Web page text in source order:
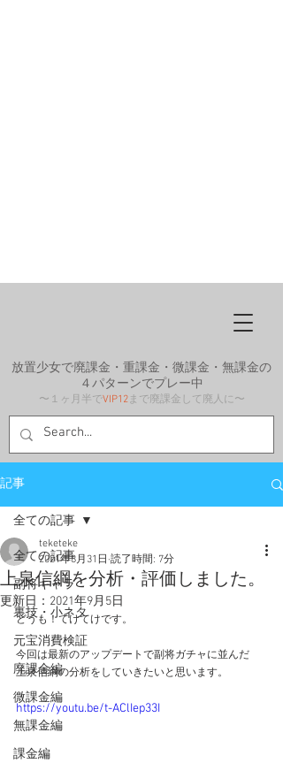
放置少女で廃課金・重課金・微課金・無課金の
４パターンでプレー中
〜１ヶ月半でVIP12まで廃課金して廃人に〜
記事
全ての記事
副将キャラ
裏技・小ネタ
元宝消費検証
廃課金編
微課金編
無課金編
課金編
全ての記事
上泉信綱を分析・評価しました。
teketeke
2021年8月31日 読了時間: 7分
更新日： 2021年9月5日
どうも！てけてけです。
今回は最新のアップデートで副将ガチャに並んだ
上泉信綱の分析をしていきたいと思います。
https://youtu.be/t-AClIep33I